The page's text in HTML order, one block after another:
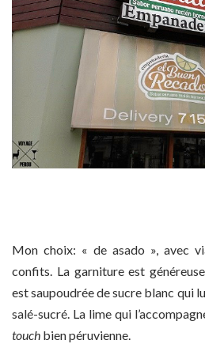
Mon choix: « de asado », avec
confits. La garniture est
est saupoudrée de sucre blanc qui
salé-sucré. La lime qui
touch bien péruvienne.